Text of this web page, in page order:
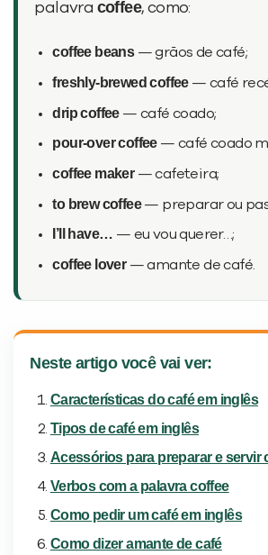
palavra coffee, como:
coffee beans— grãos de café;
freshly-brewed coffee— café
drip coffee— café coado;
pour-over coffee— café coado
coffee maker— cafeteira;
to brew coffee— preparar ou
I’ll have… — eu vou querer…;
coffee lover— amante de café.
Neste artigo você vai ver:
Características do café em inglês
Tipos de café em inglês
Acessórios para preparar e servir
Verbos com a palavra coffee
Como pedir um café em inglês
Como dizer amante de café
já vamos te colocar em
com a:
Você é aluno inFlux?